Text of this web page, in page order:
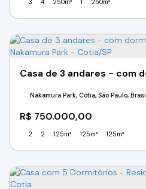
3 4 250m² 1 250m²
R$ 750.000,00
Nakamura Park, Cotia, São Paulo, Brasil
2 2 125m² 125m² 125m²